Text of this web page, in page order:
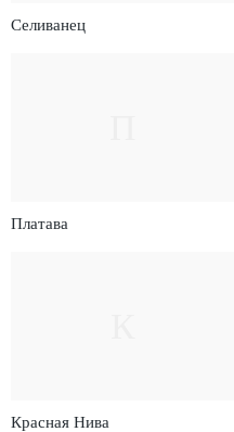
Селиванец
Платава
Красная Нива